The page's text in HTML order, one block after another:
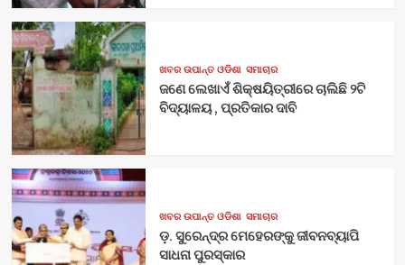
ଖବର ଉପାନ୍ତ ଓଡିଶା ସମାଚାର
ଜଣେ ଲେଖାଏଁ ଶିକ୍ଷୟିତ୍ରୀରେ ଚାଲିଛି ୨ଟି
ବିଦ୍ୟାଳୟ , ପ୍ରତିକାର ଦାବି
ଖବର ଉପାନ୍ତ ଓଡିଶା ସମାଚାର
ଡ଼. ସୁରେନ୍ଦ୍ର ମେହେରଙ୍କୁ ଜୀବନବ୍ୟାପି
ସାଧନା ପୁରସ୍କାର